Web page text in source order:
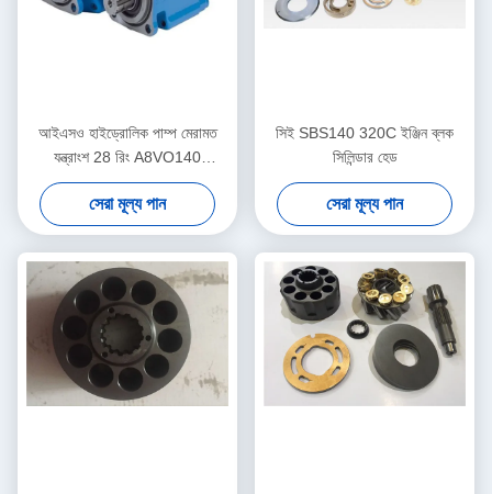
আইএসও হাইড্রোলিক পাম্প মেরামত
যন্ত্রাংশ 28 রিং A8VO140
A8VO200 A8VO250 Duarble
সেরা মূল্য পান
সিই SBS140 320C ইঞ্জিন ব্লক
সিলিন্ডার হেড
সেরা মূল্য পান